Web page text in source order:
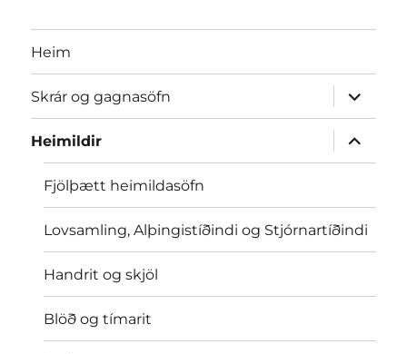
Heim
Skrár og gagnasöfn
expand
child
menu
Heimildir
expand
child
menu
Fjölþætt heimildasöfn
Lovsamling, Alþingistíðindi og Stjórnartíðindi
Handrit og skjöl
Blöð og tímarit